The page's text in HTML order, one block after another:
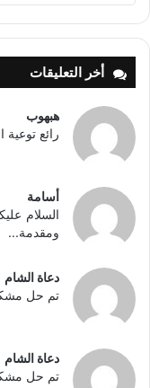
أخر التعليقات
هبهوب
رائع
أسامة
السلام
ومقدمة...
دعاة الشام
تم حل
دعاة الشام
تم حل